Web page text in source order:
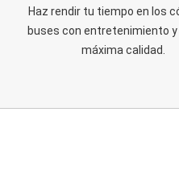
Haz rendir tu tiempo en los
buses con entretenimiento y
máxima calidad.